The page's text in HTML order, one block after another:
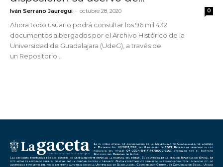
Iván Serrano Jauregui - octubre 28, 2020 0
Ahora todo usuario podrá consultar los 96 mil 432
documentos albergados por el Archivo Histórico de la
Universidad de Guadalajara (UdeG), a través de
un Repositorio...